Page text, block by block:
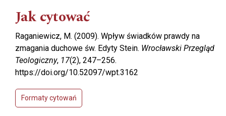
Jak cytować
Raganiewicz, M. (2009). Wpływ świadków prawdy na
zmagania duchowe św. Edyty Stein. Wrocławski Przegląd
Teologiczny, 17(2), 247–256.
https://doi.org/10.52097/wpt.3162
Formaty cytowań